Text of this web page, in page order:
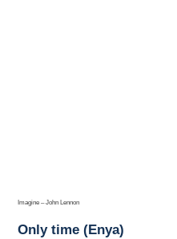
Imagine – John Lennon
Only time (Enya)